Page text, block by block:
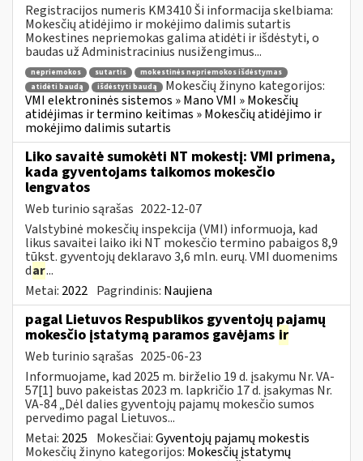
Registracijos numeris KM3410 Ši informacija skelbiama:
Mokesčių atidėjimo ir mokėjimo dalimis sutartis
Mokestines nepriemokas galima atidėti ir išdėstyti, o
baudas už Administracinius nusižengimus...
nepriemokos sutartis
mokestinės nepriemokos išdėstymas
atidėti baudą
išdėstyti baudą
Mokesčių žinyno kategorijos:
VMI elektroninės sistemos » Mano VMI » Mokesčių
atidėjimas ir termino keitimas » Mokesčių atidėjimo ir
mokėjimo dalimis sutartis
Liko savaitė sumokėti NT mokestį: VMI primena,
kada gyventojams taikomos mokesčio
lengvatos
Web turinio sąrašas 2022-12-07
Valstybinė mokesčių inspekcija (VMI) informuoja, kad
likus savaitei laiko iki NT mokesčio termino pabaigos 8,9
tūkst. gyventojų deklaravo 3,6 mln. eurų. VMI duomenims
dar...
Metai: 2022 Pagrindinis: Naujiena
pagal Lietuvos Respublikos gyventojų pajamų
mokesčio įstatymą paramos gavėjams ir
Web turinio sąrašas 2025-06-23
Informuojame, kad 2025 m. birželio 19 d. įsakymu Nr. VA-
57[1] buvo pakeistas 2023 m. lapkričio 17 d. įsakymas Nr.
VA-84 „Dėl dalies gyventojų pajamų mokesčio sumos
pervedimo pagal Lietuvos...
Metai: 2025 Mokesčiai:Gyventojų pajamų mokestis
Mokesčių žinyno kategorijos: Mokesčių įstatymų